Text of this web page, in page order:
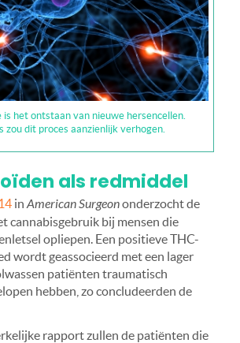
is het ontstaan van nieuwe hersencellen.
zou dit proces aanzienlijk verhogen.
als redmiddel
in American Surgeononderzocht de
cannabisgebruik bij mensen die
opliepen. Een positieve THC-
wordt geassocieerd met een lager
patiënten traumatisch
hebben, zo concludeerden de
rapport zullen de patiënten die